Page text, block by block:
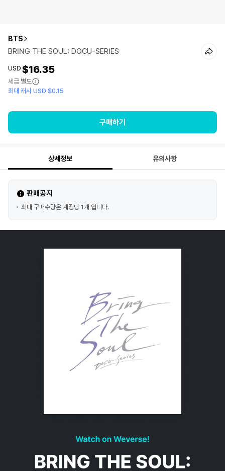
BTS
BRING THE SOUL: DOCU-SERIES
USD $16.35
세금 별도
최대 캐시 USD $0.15
구매하기
상세정보 유의사항
판매공지
최대 구매수량은 계정당 1개 입니다.